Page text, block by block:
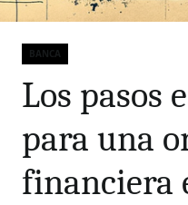
Categories
BANCA
Los pasos
para una
financiera